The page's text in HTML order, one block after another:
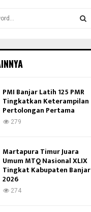
R
PMI Banjar Latih 125 PMR
Tingkatkan Keterampilan
Pertolongan Pertama
279
Martapura Timur Juara
Umum MTQ Nasional XLIX
Tingkat Kabupaten Banjar
2026
274